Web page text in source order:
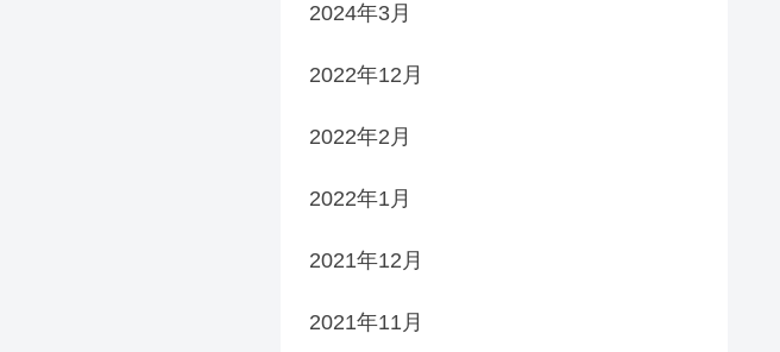
2024年3月
2022年12月
2022年2月
2022年1月
2021年12月
2021年11月